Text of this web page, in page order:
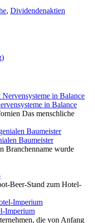
, Dividendenaktien
in Balance
Das menschliche
Baumeister
Branchenname wurde
Beer-Stand zum Hotel-
Imperium
die von Anfang